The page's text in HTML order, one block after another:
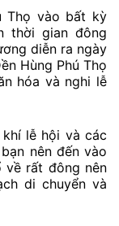
Thọ vào bất kỳ
thời gian đông
diễn ra ngày
Hùng Phú Thọ
hóa và nghi lễ
lễ hội và các
nên đến vào
về rất đông nên
di chuyển và